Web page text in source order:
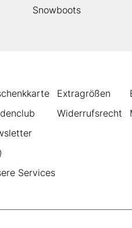
Snowboots
Services
Extragrößen
Widerrufsrecht